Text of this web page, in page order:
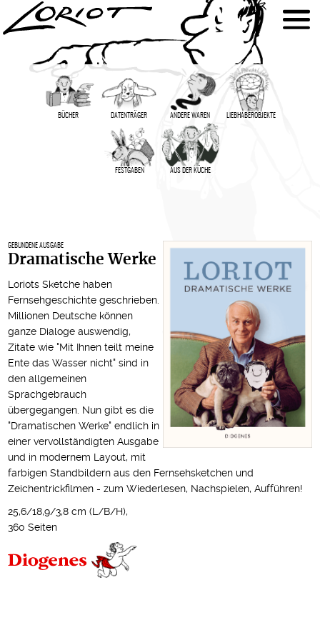
BÜCHER DATENTRÄGER ANDERE WAREN LIEBHABER­OBJEKTE
FESTGABEN AUS DER KÜCHE
GEBUNDENE AUSGABE
Dramatische Werke
Loriots Sketche haben
Fernsehgeschichte geschrieben.
Millionen Deutsche können
ganze Dialoge auswendig,
Zitate wie "Mit Ihnen teilt meine
Ente das Wasser nicht" sind in
den allgemeinen
Sprachgebrauch
übergegangen. Nun gibt es die
"Dramatischen Werke" endlich in
einer vervollständigten Ausgabe
und in modernem Layout, mit
farbigen Standbildern aus den Fernsehsketchen und
Zeichentrickfilmen - zum Wiederlesen, Nachspielen, Aufführen!
25,6/18,9/3,8 cm (L/B/H),
360 Seiten